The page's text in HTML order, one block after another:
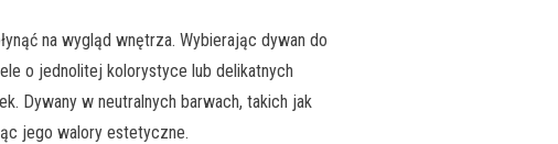
na wygląd wnętrza. Wybierając dywan do
o jednolitej kolorystyce lub delikatnych
Dywany w neutralnych barwach, takich jak
jego walory estetyczne.